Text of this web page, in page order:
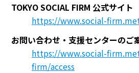
TOKYO SOCIAL FIRM 公式サイト
https://www.social-
お問い合わせ・支援センターのご
https://www.social-
firm/access